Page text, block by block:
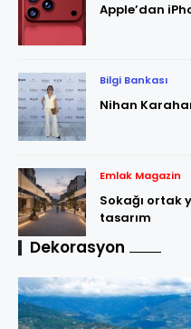
Apple’dan
Bilgi Bankası
Nihan
Emlak Magazin
Sokağı ortak
tasarım
Dekorasyon